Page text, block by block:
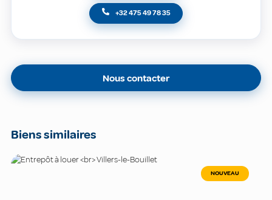
+32 475 49 78 35
Nous contacter
Biens similaires
NOUVEAU